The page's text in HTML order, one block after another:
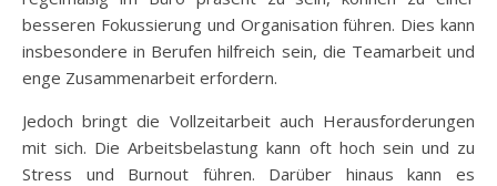
besseren Fokussierung und Organisation führen. Dies kann
insbesondere in Berufen hilfreich sein, die Teamarbeit und
enge Zusammenarbeit erfordern.
Jedoch bringt die Vollzeitarbeit auch Herausforderungen
mit sich. Die Arbeitsbelastung kann oft hoch sein und zu
Stress und Burnout führen. Darüber hinaus kann es